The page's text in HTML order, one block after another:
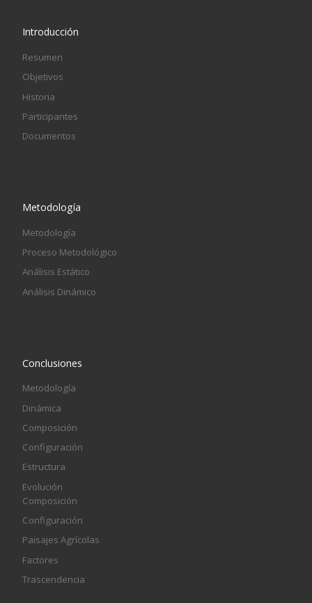
Introducción
Resumen
Objetivos
Historia
Participantes
Documentos
Metodología
Metodología
Proceso Metodológico
Análisis Estático
Análisis Dinámico
Conclusiones
Metodología
Dinámica
Composición
Configuración
Estructura
Evolución
Composición
Configuración
Paisajes Agrícolas
Factores
Trascendencia